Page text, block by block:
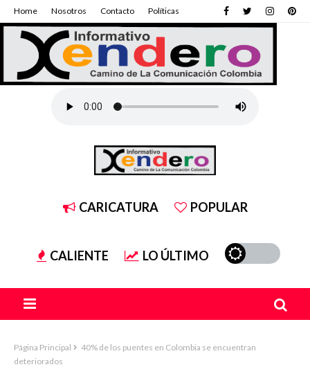
Home Nosotros Contacto Políticas
CARICATURA POPULAR
CALIENTE LO ÚLTIMO
Página Principal
40% de los puentes en Colombia se encuentran
deteriorados